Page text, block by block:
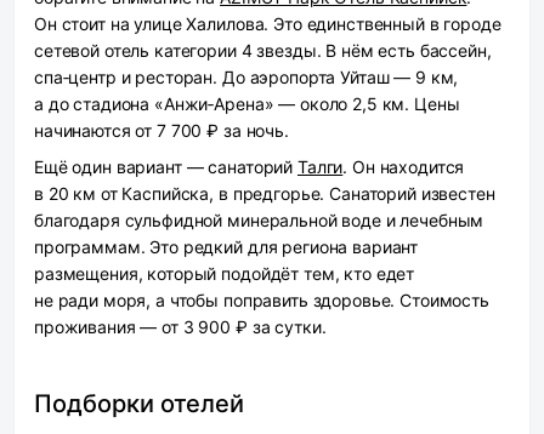
Он стоит на улице Халилова. Это единственный в городе
сетевой отель категории 4 звезды. В нём есть бассейн,
спа‑центр и ресторан. До аэропорта Уйташ — 9 км,
а до стадиона «Анжи‑Арена» — около 2,5 км. Цены
начинаются от 7 700 ₽ за ночь.
Ещё один вариант — санаторий Талги. Он находится
в 20 км от Каспийска, в предгорье. Санаторий известен
благодаря сульфидной минеральной воде и лечебным
программам. Это редкий для региона вариант
размещения, который подойдёт тем, кто едет
не ради моря, а чтобы поправить здоровье. Стоимость
проживания — от 3 900 ₽ за сутки.
Подборки отелей